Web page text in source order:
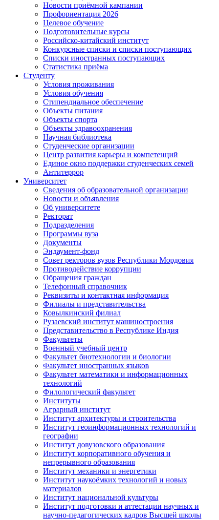
Новости приёмной кампании
Профориентация 2026
Целевое обучение
Подготовительные курсы
Российско-китайский институт
Конкурсные списки и списки поступающих
Списки иностранных поступающих
Статистика приёма
Студенту
Условия проживания
Условия обучения
Стипендиальное обеспечение
Объекты питания
Объекты спорта
Объекты здравоохранения
Научная библиотека
Студенческие организации
Центр развития карьеры и компетенций
Единое окно поддержки студенческих семей
Антитеррор
Университет
Сведения об образовательной организации
Новости и объявления
Об университете
Ректорат
Подразделения
Программы вуза
Документы
Эндаумент-фонд
Совет ректоров вузов Республики Мордовия
Противодействие коррупции
Обращения граждан
Телефонный справочник
Реквизиты и контактная информация
Филиалы и представительства
Ковылкинский филиал
Рузаевский институт машиностроения
Представительство в Республике Индия
Факультеты
Военный учебный центр
Факультет биотехнологии и биологии
Факультет иностранных языков
Факультет математики и информационных
технологий
Филологический факультет
Институты
Аграрный институт
Институт архитектуры и строительства
Институт геоинформационных технологий и
географии
Институт довузовского образования
Институт корпоративного обучения и
непрерывного образования
Институт механики и энергетики
Институт наукоёмких технологий и новых
материалов
Институт национальной культуры
Институт подготовки и аттестации научных и
научно-педагогических кадров Высшей школы